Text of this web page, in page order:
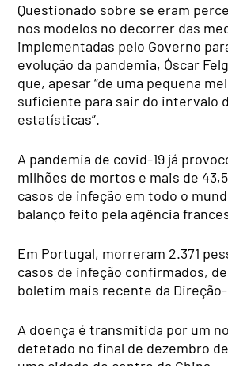
Questionado sobre se eram
nos modelos no decorrer das
implementadas pelo Governo
evolução da pandemia, Óscar
que, apesar “de uma pequena
suficiente para sair do intervalo
estatísticas”.
A pandemia de covid-19 já
milhões de mortos e mais de
casos de infeção em todo o
balanço feito pela agência
Em Portugal, morreram 2.371
casos de infeção confirmados,
boletim mais recente da Direção-
A doença é transmitida por um
detetado no final de dezembro